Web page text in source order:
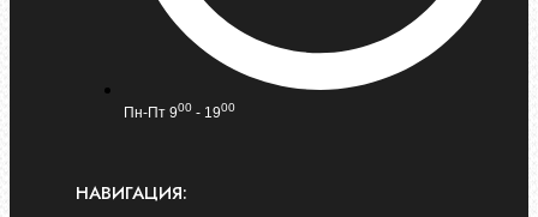
Пн-Пт 900 - 1900
НАВИГАЦИЯ: